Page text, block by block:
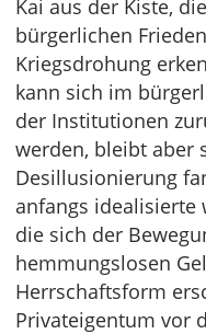
Kai aus der Kiste,
bürgerlichen
Kriegsdrohung
kann sich im
der Institutionen
werden, bleibt aber
Desillusionierung
anfangs idealisierte
die sich der
hemmungslosen
Herrschaftsform
Privateigentum vor